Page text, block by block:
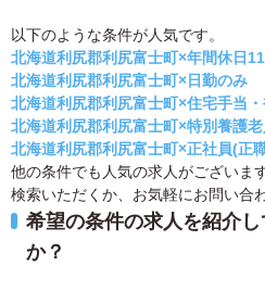
以下のような条件が人気です。
北海道利尻郡利尻富士町×年間休日
北海道利尻郡利尻富士町×日勤のみ
北海道利尻郡利尻富士町×住宅手当
北海道利尻郡利尻富士町×特別養護老
北海道利尻郡利尻富士町×正社員(正
他の条件でも人気の求人がございま
検索いただくか、お気軽にお問い合
希望の条件の求人を紹介
か？